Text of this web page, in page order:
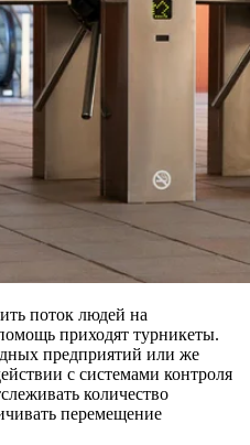
поток людей на
приходят турникеты.
предприятий или же
с системами контроля
количество
перемещение